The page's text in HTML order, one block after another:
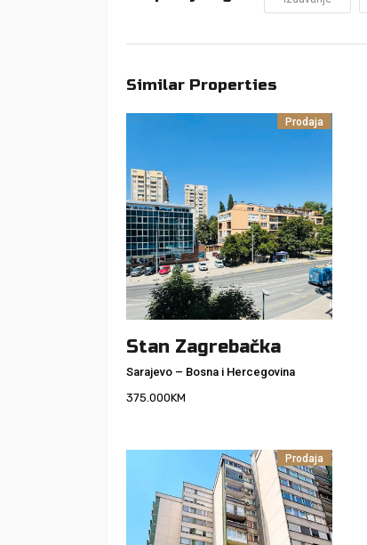
Similar Properties
Prodaja
Stan Zagrebačka
Sarajevo – Bosna i Hercegovina
375.000KM
Prodaja